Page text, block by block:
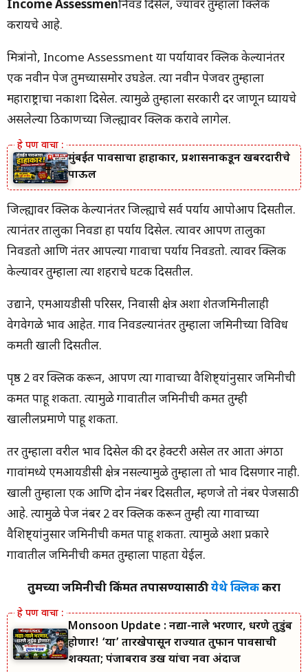
Income Assessmenनिवड दिसेल, ज्यावर तुम्हाला क्लिक
करायचे आहे.
मित्रांनो, Income Assessment या पर्यायावर क्लिक केल्यानंतर
एक नवीन पेज तुमच्यासमोर उघडेल. त्या नवीन पेजवर तुम्हाला
महाराष्ट्राचा नकाशा दिसेल. त्यामुळे तुम्हाला सरकारी दर जाणून घ्यायचे
असलेल्या ठिकाणच्या जिल्ह्यावर क्लिक करावे लागेल.
मुंबईत पावसाचा हाहाकार, प्रशासनाकडून खबरदारीचे
पाऊल
जिल्ह्यावर क्लिक केल्यानंतर जिल्ह्याचे सर्व पर्याय आपोआप दिसतील.
त्यानंतर तालुका निवडा हा पर्याय दिसेल. त्यावर आपण तालुका
निवडतो आणि नंतर आपल्या गावाचा पर्याय निवडतो. त्यावर क्लिक
केल्यावर तुम्हाला त्या शहराचे घटक दिसतील.
उद्याने, एमआयडीसी परिसर, निवासी क्षेत्र अशा शेतजमिनीलाही
वेगवेगळे भाव आहेत. गाव निवडल्यानंतर तुम्हाला जमिनीच्या विविध
किंमती खाली दिसतील.
पृष्ठ 2 वर क्लिक करून, आपण त्या गावाच्या वैशिष्ट्यांनुसार जमिनीची
किंमत पाहू शकता. त्यामुळे गावातील जमिनीची किंमत तुम्ही
खालीलप्रमाणे पाहू शकता.
तर तुम्हाला वरील भाव दिसेल की दर हेक्टरी असेल तर आता अंगठा
गावांमध्ये एमआयडीसी क्षेत्र नसल्यामुळे तुम्हाला तो भाव दिसणार नाही.
खाली तुम्हाला एक आणि दोन नंबर दिसतील, म्हणजे तो नंबर पेजसाठी
आहे. त्यामुळे पेज नंबर 2 वर क्लिक करून तुम्ही त्या गावाच्या
वैशिष्ट्यांनुसार जमिनीची किंमत पाहू शकता. त्यामुळे अशा प्रकारे
गावातील जमिनीची किंमत तुम्हाला पाहता येईल.
तुमच्या जमिनीची किंमत तपासण्यासाठीयेथे क्लिककरा
Monsoon Update : नद्या-नाले भरणार, धरणे तुडुंब
होणार! ‘या’ तारखेपासून राज्यात तुफान पावसाची
शक्यता; पंजाबराव डख यांचा नवा अंदाज